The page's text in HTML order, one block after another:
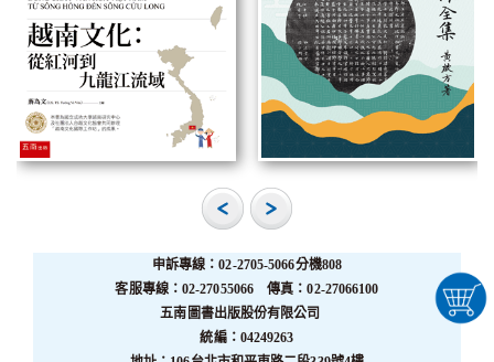
申訴專線：02-2705-5066分機808
客服專線：02-27055066 傳真：02-27066100
五南圖書出版股份有限公司
統編：04249263